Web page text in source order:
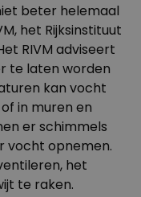
beter helemaal
het Rijksinstituut
RIVM adviseert
te laten worden
kan vocht
in muren en
er schimmels
vocht opnemen.
het
te raken.